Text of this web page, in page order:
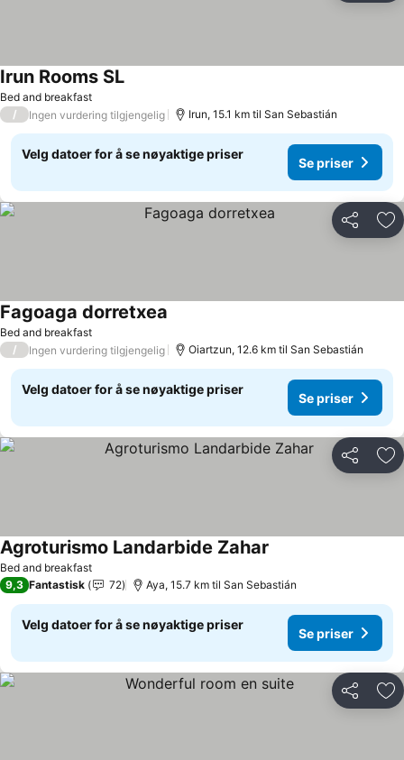
Bed and breakfast
Irun Rooms SLSe priser
/ Ingen vurdering tilgjengelig Irun, 15.1 km til San Sebastián
Velg datoer for å se nøyaktige priser
Se priser
Del
Bed and breakfast
Fagoaga dorretxea
/ Ingen vurdering tilgjengelig Oiartzun, 12.6 km til San Sebastián
Velg datoer for å se nøyaktige priser
Se priser
Del
Bed and breakfast
Agroturismo Landarbide Zahar
9,3 Fantastisk 72 Aya, 15.7 km til San Sebastián
Velg datoer for å se nøyaktige priser
Se priser
Del